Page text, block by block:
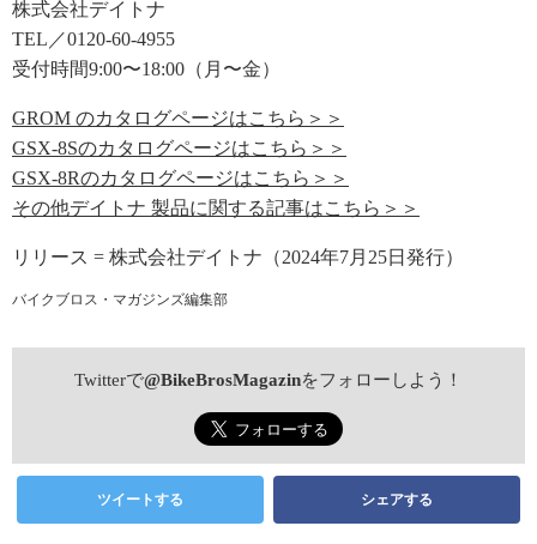
株式会社デイトナ
TEL／0120-60-4955
受付時間9:00〜18:00（月〜金）
GROM のカタログページはこちら＞＞
GSX-8Sのカタログページはこちら＞＞
GSX-8Rのカタログページはこちら＞＞
その他デイトナ 製品に関する記事はこちら＞＞
リリース = 株式会社デイトナ（2024年7月25日発行）
バイクブロス・マガジンズ編集部
Twitterで@BikeBrosMagazinをフォローしよう！
ツイートする シェアする